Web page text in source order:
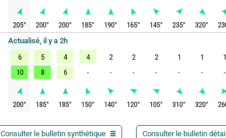
205° 200° 200° 185° 190° 165° 145° 235° 320°
Actualisé, il y a 2h
6
5 4 4 2 2 2 1 1 1
10
8 6 - - - - - - -
200° 185° 185° 150° 140° 120° 105° 310° 320°
Consulter le bulletin synthétique Consulter le bulletin